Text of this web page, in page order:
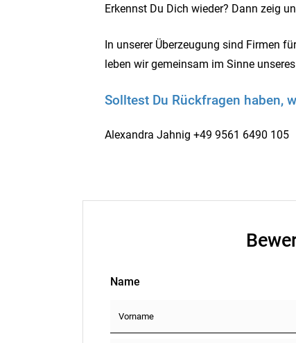
Erkennst Du Dich wieder? Dann zeig
In unserer Überzeugung sind Firmen
leben wir gemeinsam im Sinne
Solltest Du Rückfragen haben,
Alexandra Jahnig +49 9561 6490 105
Name